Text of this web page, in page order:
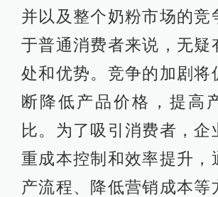
并以及整个奶粉市场的竞
于普通消费者来说，无疑
处和优势。竞争的加剧将
断降低产品价格，提高
比。为了吸引消费者，企
重成本控制和效率提升，
产流程、降低营销成本等